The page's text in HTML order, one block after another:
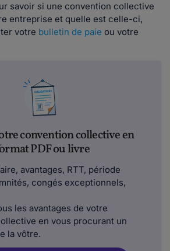
savoir si une convention collective
entreprise et quelle est celle-ci,
votre bulletin de paie ou votre
convention collective en
PDF ou livre
avantages, RTT, période
congés exceptionnels,
les avantages de votre
en vous procurant un
la vôtre.